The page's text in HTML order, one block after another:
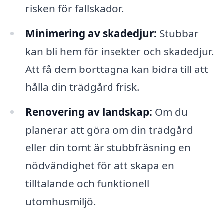
risken för fallskador.
Minimering av skadedjur: Stubbar
kan bli hem för insekter och skadedjur.
Att få dem borttagna kan bidra till att
hålla din trädgård frisk.
Renovering av landskap: Om du
planerar att göra om din trädgård
eller din tomt är stubbfräsning en
nödvändighet för att skapa en
tilltalande och funktionell
utomhusmiljö.